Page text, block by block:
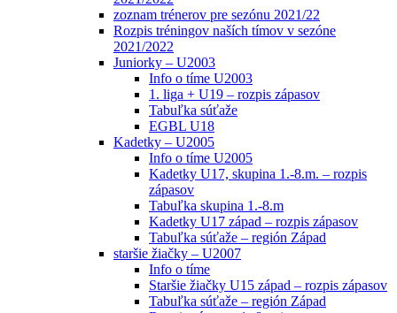
zoznam trénerov pre sezónu 2021/22
Rozpis tréningov naších tímov v sezóne
2021/2022
Juniorky – U2003
Info o tíme U2003
1. liga + U19 – rozpis zápasov
Tabuľka súťaže
EGBL U18
Kadetky – U2005
Info o tíme U2005
Kadetky U17, skupina 1.-8.m. – rozpis
zápasov
Tabuľka skupina 1.-8.m
Kadetky U17 západ – rozpis zápasov
Tabuľka súťaže – región Západ
staršie žiačky – U2007
Info o tíme
Staršie žiačky U15 západ – rozpis zápasov
Tabuľka súťaže – región Západ